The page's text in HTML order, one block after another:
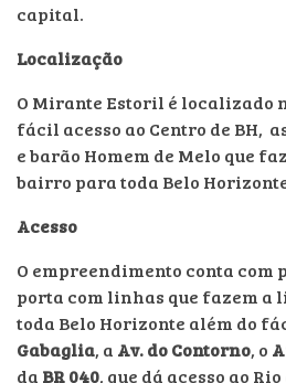
capital.
Localização
O Mirante Estoril é localizado
fácil acesso ao Centro de BH,
e barão Homem de Melo que
bairro para toda Belo
Acesso
O empreendimento conta com
porta com linhas que fazem a
toda Belo Horizonte além do
Gabaglia, a Av. do Contorno, o
da BR 040, que dá acesso ao